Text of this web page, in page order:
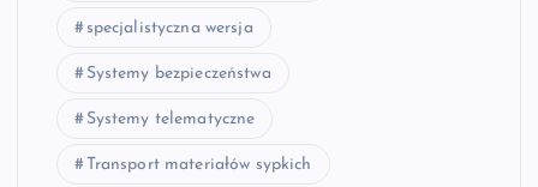
specjalistyczna wersja
Systemy bezpieczeństwa
Systemy telematyczne
Transport materiałów sypkich